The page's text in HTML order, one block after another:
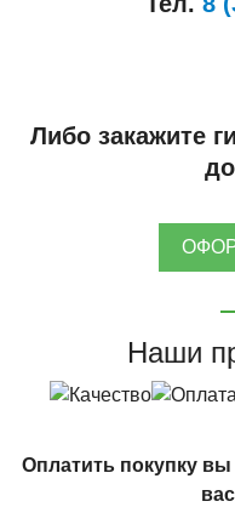
Либо закажите
Наши
Оплатить покупку